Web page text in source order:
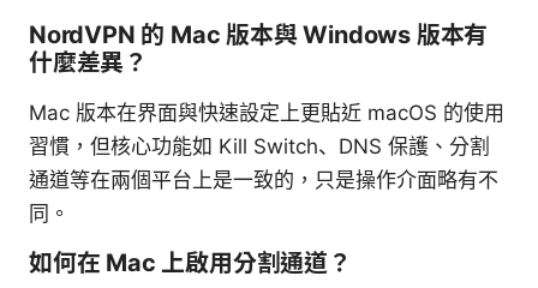
NordVPN 的 Mac 版本與 Windows 版本有
什麼差異？
Mac 版本在界面與快速設定上更貼近 macOS 的使用
習慣，但核心功能如 Kill Switch、DNS 保護、分割
通道等在兩個平台上是一致的，只是操作介面略有不
同。
如何在 Mac 上啟用分割通道？